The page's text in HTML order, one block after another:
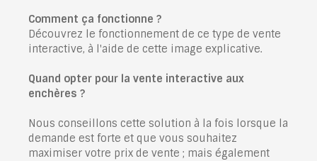
Comment ça fonctionne ?
Découvrez le fonctionnement de ce type de vente
interactive, à l'aide de cette image explicative.
Quand opter pour la vente interactive aux
enchères ?
Nous conseillons cette solution à la fois lorsque la
demande est forte et que vous souhaitez
maximiser votre prix de vente ; mais également